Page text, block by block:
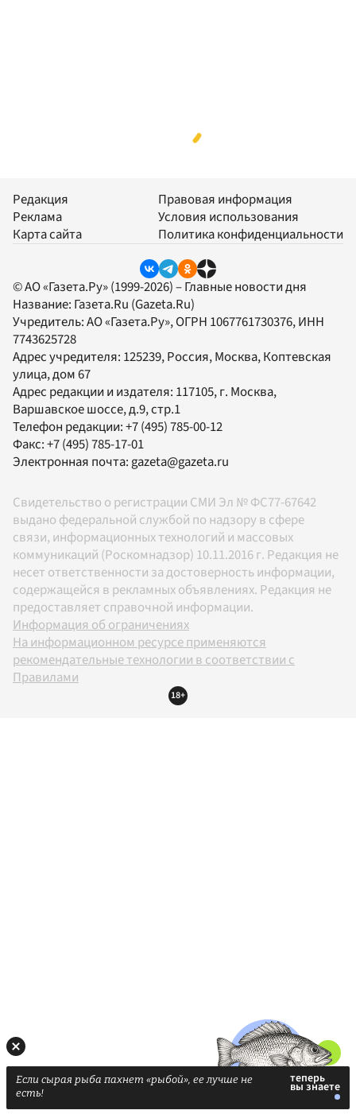
Редакция
Реклама
Карта сайта
Правовая информация
Условия использования
Политика конфиденциальности
© АО «Газета.Ру» (1999-2026) – Главные новости дня
Название: Газета.Ru (Gazeta.Ru)
Учредитель:АО «Газета.Ру», ОГРН 1067761730376, ИНН
7743625728
Адрес учредителя: 125239, Россия, Москва, Коптевская
улица, дом 67
Адрес редакции и издателя: 117105, г. Москва,
Варшавское шоссе, д.9, стр.1
Телефон редакции:+7 (495) 785-00-12
Факс:+7 (495) 785-17-01
Электронная почта:gazeta@gazeta.ru
Свидетельство о регистрации СМИ Эл № ФС77-67642
выдано федеральной службой по надзору в сфере
связи, информационных технологий и массовых
коммуникаций (Роскомнадзор) 10.11.2016 г. Редакция не
несет ответственности за достоверность информации,
содержащейся в рекламных объявлениях. Редакция не
предоставляет справочной информации.
Информация об ограничениях
На информационном ресурсе применяются
рекомендательные технологии в соответствии с
Правилами
18+
Если сырая рыба пахнет «рыбой», ее лучше не
есть!